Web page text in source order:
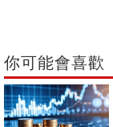
你可能會喜歡